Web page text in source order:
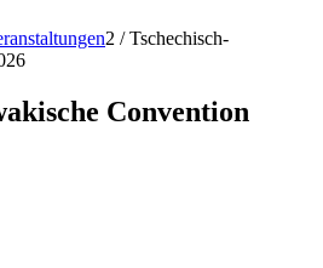
2 / Tschechisch-
Convention